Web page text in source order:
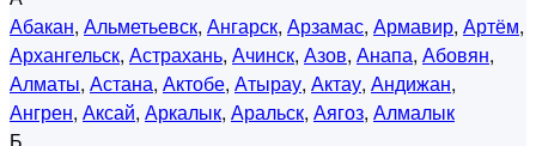
Абакан, Альметьевск, Ангарск, Арзамас, Армавир, Артём,
Архангельск, Астрахань, Ачинск, Азов, Анапа, Абовян,
Алматы, Астана, Актобе, Атырау, Актау, Андижан,
Ангрен, Аксай, Аркалык, Аральск, Аягоз, Алмалык